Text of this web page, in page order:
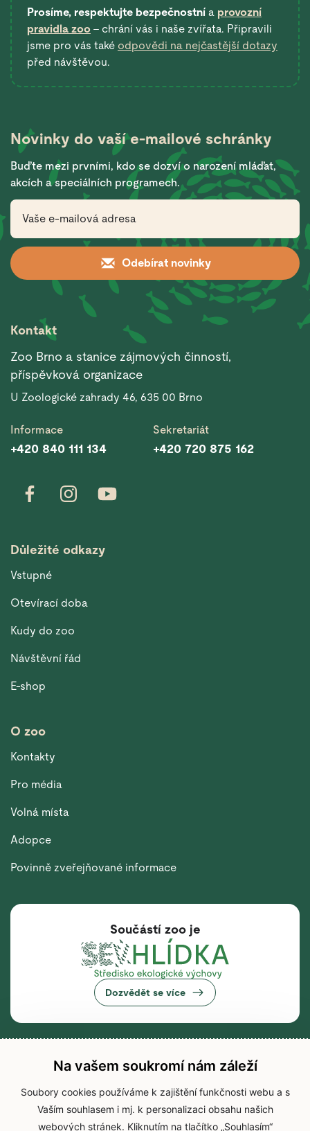
Prosíme, respektujte bezpečnostní a provozní
pravidla zoo – chrání vás i naše zvířata. Připravili
jsme pro vás také odpovědi na nejčastější dotazy
před návštěvou.
Novinky do vašíe-mailové schránky
Buďte mezi prvními, kdo se dozví o narození mláďat,
akcích a speciálních programech.
Odebírat novinky
Kontakt
Zoo Brno a stanice zájmových činností,
příspěvková organizace
U Zoologické zahrady 46, 635 00 Brno
Informace
+420 840 111 134
Sekretariát
+420 720 875 162
Důležité odkazy
Vstupné
Otevírací doba
Kudy do zoo
Návštěvní řád
E-shop
O zoo
Kontakty
Pro média
Volná místa
Adopce
Povinně zveřejňované informace
Součástí zoo je
Dozvědět se více
Na vašem soukromí nám záleží
Soubory cookies používáme k zajištění funkčnosti webu a s
Vaším souhlasem i mj. k personalizaci obsahu našich
webových stránek. Kliknutím na tlačítko „Souhlasím“